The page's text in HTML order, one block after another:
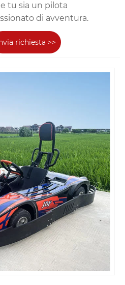
tu sia un pilota
di avventura.
richiesta >>